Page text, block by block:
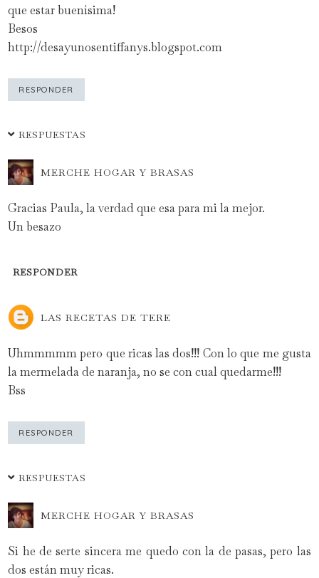
que estar buenísima!
Besos
http://desayunosentiffanys.blogspot.com
RESPONDER
RESPUESTAS
MERCHE HOGAR Y BRASAS
Gracias Paula, la verdad que esa para mi la mejor.
Un besazo
RESPONDER
LAS RECETAS DE TERE
Uhmmmmm pero que ricas las dos!!! Con lo que me gusta
la mermelada de naranja, no se con cual quedarme!!!
Bss
RESPONDER
RESPUESTAS
MERCHE HOGAR Y BRASAS
Si he de serte sincera me quedo con la de pasas, pero las
dos están muy ricas.